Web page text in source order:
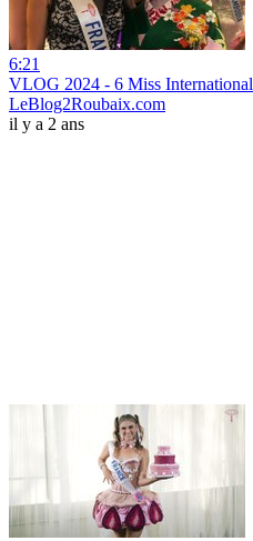
6:21
VLOG 2024 - 6 Miss International
LeBlog2Roubaix.com
il y a 2 ans